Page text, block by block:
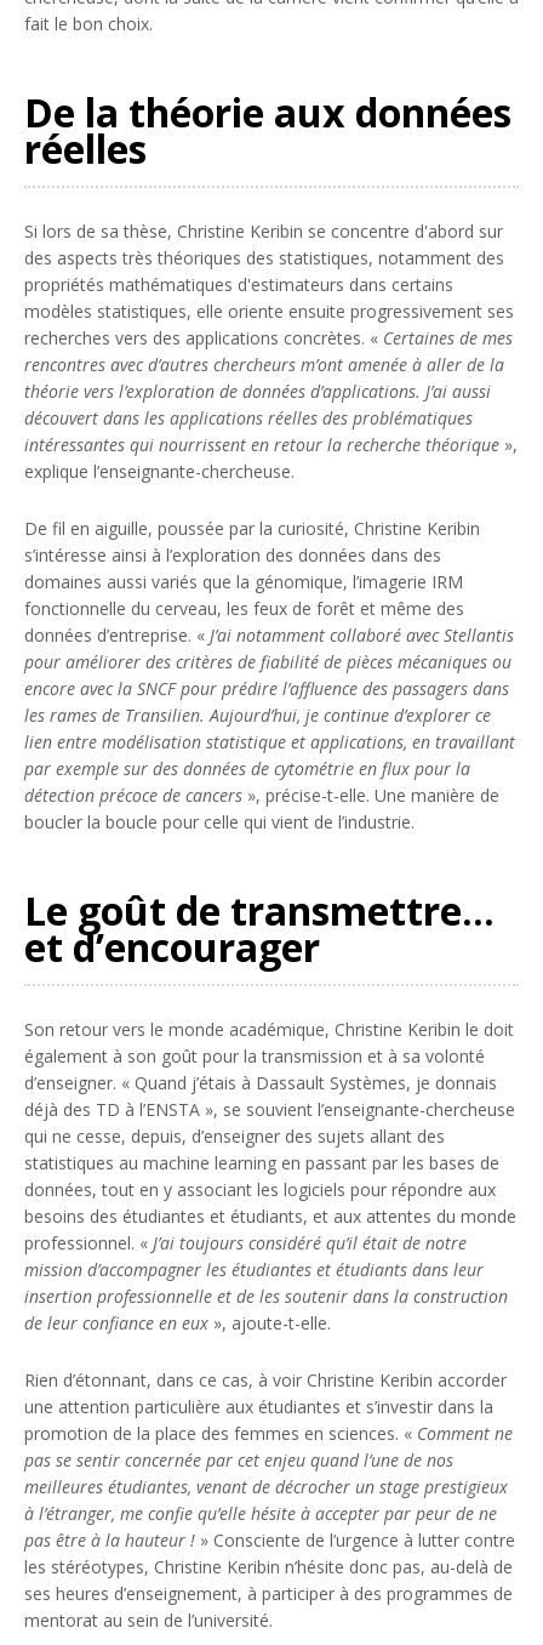
fait le bon choix.
De la théorie aux données
réelles
Si lors de sa thèse, Christine Keribin se concentre d'abord sur
des aspects très théoriques des statistiques, notamment des
propriétés mathématiques d'estimateurs dans certains
modèles statistiques, elle oriente ensuite progressivement ses
recherches vers des applications concrètes. « Certaines de mes
rencontres avec d’autres chercheurs m’ont amenée à aller de la
théorie vers l’exploration de données d’applications. J’ai aussi
découvert dans les applications réelles des problématiques
intéressantes qui nourrissent en retour la recherche théorique »,
explique l’enseignante-chercheuse.
De fil en aiguille, poussée par la curiosité, Christine Keribin
s’intéresse ainsi à l’exploration des données dans des
domaines aussi variés que la génomique, l’imagerie IRM
fonctionnelle du cerveau, les feux de forêt et même des
données d’entreprise. « J’ai notamment collaboré avec Stellantis
pour améliorer des critères de fiabilité de pièces mécaniques ou
encore avec la SNCF pour prédire l’affluence des passagers dans
les rames de Transilien. Aujourd’hui, je continue d’explorer ce
lien entre modélisation statistique et applications, en travaillant
par exemple sur des données de cytométrie en flux pour la
détection précoce de cancers », précise-t-elle. Une manière de
boucler la boucle pour celle qui vient de l’industrie.
Le goût de transmettre…
et d’encourager
Son retour vers le monde académique, Christine Keribin le doit
également à son goût pour la transmission et à sa volonté
d’enseigner. « Quand j’étais à Dassault Systèmes, je donnais
déjà des TD à l’ENSTA », se souvient l’enseignante-chercheuse
qui ne cesse, depuis, d’enseigner des sujets allant des
statistiques au machine learning en passant par les bases de
données, tout en y associant les logiciels pour répondre aux
besoins des étudiantes et étudiants, et aux attentes du monde
professionnel. « J’ai toujours considéré qu’il était de notre
mission d’accompagner les étudiantes et étudiants dans leur
insertion professionnelle et de les soutenir dans la construction
de leur confiance en eux », ajoute-t-elle.
Rien d’étonnant, dans ce cas, à voir Christine Keribin accorder
une attention particulière aux étudiantes et s’investir dans la
promotion de la place des femmes en sciences. « Comment ne
pas se sentir concernée par cet enjeu quand l’une de nos
meilleures étudiantes, venant de décrocher un stage prestigieux
à l’étranger, me confie qu’elle hésite à accepter par peur de ne
pas être à la hauteur ! » Consciente de l’urgence à lutter contre
les stéréotypes, Christine Keribin n’hésite donc pas, au-delà de
ses heures d’enseignement, à participer à des programmes de
mentorat au sein de l’université.